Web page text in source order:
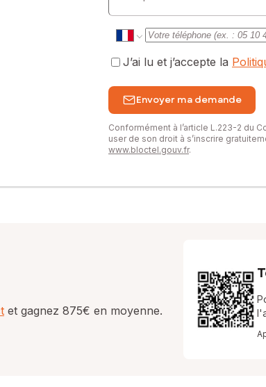
J’ai lu et j’accepte la
Envoyer ma demande
Conformément à l’article L.223-2 du
user de son droit à s’inscrire
www.bloctel.gouv.fr.
et gagnez 875€ en moyenne.